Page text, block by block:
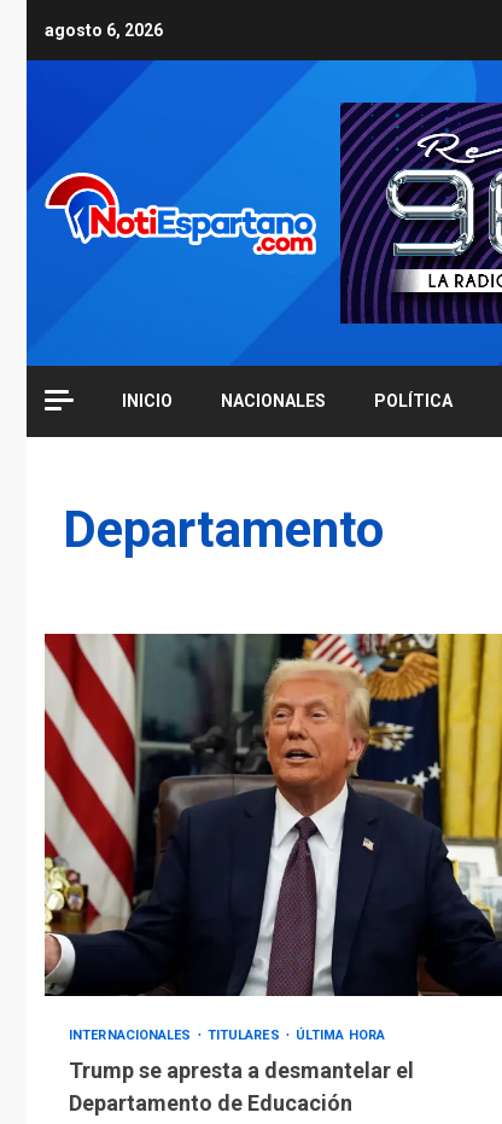
agosto 6, 2026
INICIO NACIONALES POLÍTICA
Departamento
INTERNACIONALES TITULARES ÚLTIMA HORA
Trump se apresta a desmantelar el
Departamento de Educación